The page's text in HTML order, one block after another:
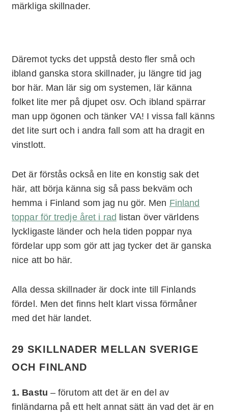
märkliga skillnader.
Däremot tycks det uppstå desto fler små och
ibland ganska stora skillnader, ju längre tid jag
bor här. Man lär sig om systemen, lär känna
folket lite mer på djupet osv. Och ibland spärrar
man upp ögonen och tänker VA! I vissa fall känns
det lite surt och i andra fall som att ha dragit en
vinstlott.
Det är förstås också en lite en konstig sak det
här, att börja känna sig så pass bekväm och
hemma i Finland som jag nu gör. Men Finland
toppar för tredje året i rad listan över världens
lyckligaste länder och hela tiden poppar nya
fördelar upp som gör att jag tycker det är ganska
nice att bo här.
Alla dessa skillnader är dock inte till Finlands
fördel. Men det finns helt klart vissa förmåner
med det här landet.
29 SKILLNADER MELLAN SVERIGE
OCH FINLAND
1. Bastu – förutom att det är en del av
finländarna på ett helt annat sätt än vad det är en